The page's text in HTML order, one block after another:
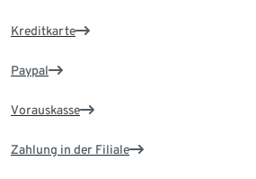
Kreditkarte
Paypal
Vorauskasse
Zahlung in der Filiale